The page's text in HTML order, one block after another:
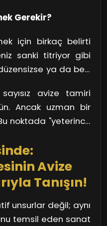
sorun sporadik
olabilir.
birçok farklı sorun
Gerekir?
için birkaç belirti
sanki titriyor gibi
ya da belli
tamir etmeye
daha da karmaşık
bir avize tamiri,
de uzatır.
avize tamiri
Ancak uzman bir
noktada "yeterince
Uzmanlar,
geçirerek en
bazı sorunları
gelecekte
önüne
sadece bir iş değil,
Avize
Tanışın!
unsurlar değil; aynı
temsil eden sanat